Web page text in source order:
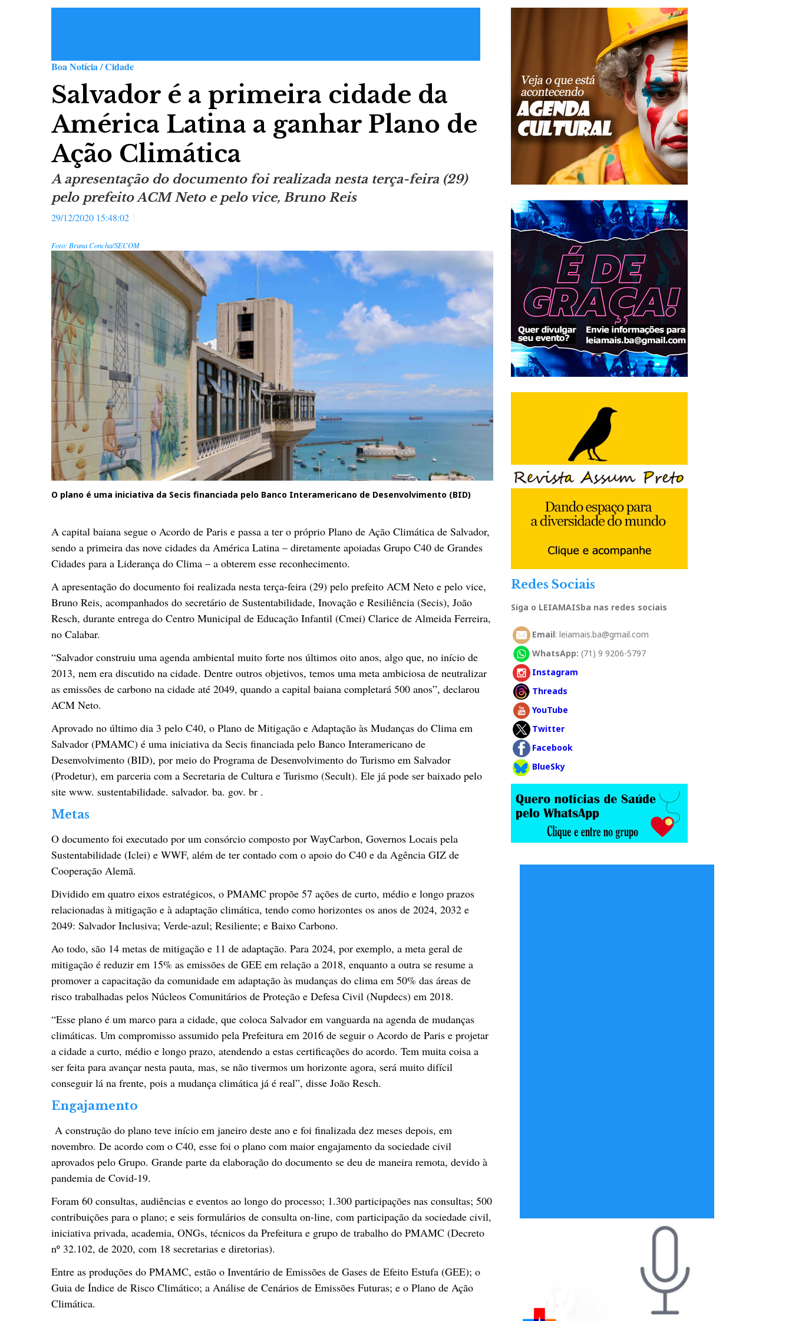
Boa Notícia / Cidade
Salvador é a primeira cidade da
América Latina a ganhar Plano de
Ação Climática
A apresentação do documento foi realizada nesta terça-feira (29)
pelo prefeito ACM Neto e pelo vice, Bruno Reis
29/12/2020 15:48:02
Foto: Bruna Concha/SECOM
O plano é uma iniciativa da Secis financiada pelo Banco Interamericano de Desenvolvimento (BID)
A capital baiana segue o Acordo de Paris e passa a ter o próprio Plano de Ação Climática de Salvador,
sendo a primeira das nove cidades da América Latina – diretamente apoiadas Grupo C40 de Grandes
Cidades para a Liderança do Clima – a obterem esse reconhecimento.
A apresentação do documento foi realizada nesta terça-feira (29) pelo prefeito ACM Neto e pelo vice,
Bruno Reis, acompanhados do secretário de Sustentabilidade, Inovação e Resiliência (Secis), João
Resch, durante entrega do Centro Municipal de Educação Infantil (Cmei) Clarice de Almeida Ferreira,
no Calabar.
“Salvador construiu uma agenda ambiental muito forte nos últimos oito anos, algo que, no início de
2013, nem era discutido na cidade. Dentre outros objetivos, temos uma meta ambiciosa de neutralizar
as emissões de carbono na cidade até 2049, quando a capital baiana completará 500 anos”, declarou
ACM Neto.
Aprovado no último dia 3 pelo C40, o Plano de Mitigação e Adaptação às Mudanças do Clima em
Salvador (PMAMC) é uma iniciativa da Secis financiada pelo Banco Interamericano de
Desenvolvimento (BID), por meio do Programa de Desenvolvimento do Turismo em Salvador
(Prodetur), em parceria com a Secretaria de Cultura e Turismo (Secult). Ele já pode ser baixado pelo
site www. sustentabilidade. salvador. ba. gov. br .
Metas
O documento foi executado por um consórcio composto por WayCarbon, Governos Locais pela
Sustentabilidade (Iclei) e WWF, além de ter contado com o apoio do C40 e da Agência GIZ de
Cooperação Alemã.
Dividido em quatro eixos estratégicos, o PMAMC propõe 57 ações de curto, médio e longo prazos
relacionadas à mitigação e à adaptação climática, tendo como horizontes os anos de 2024, 2032 e
2049: Salvador Inclusiva; Verde-azul; Resiliente; e Baixo Carbono.
Ao todo, são 14 metas de mitigação e 11 de adaptação. Para 2024, por exemplo, a meta geral de
mitigação é reduzir em 15% as emissões de GEE em relação a 2018, enquanto a outra se resume a
promover a capacitação da comunidade em adaptação às mudanças do clima em 50% das áreas de
risco trabalhadas pelos Núcleos Comunitários de Proteção e Defesa Civil (Nupdecs) em 2018.
“Esse plano é um marco para a cidade, que coloca Salvador em vanguarda na agenda de mudanças
climáticas. Um compromisso assumido pela Prefeitura em 2016 de seguir o Acordo de Paris e projetar
a cidade a curto, médio e longo prazo, atendendo a estas certificações do acordo. Tem muita coisa a
ser feita para avançar nesta pauta, mas, se não tivermos um horizonte agora, será muito difícil
conseguir lá na frente, pois a mudança climática já é real”, disse João Resch.
Engajamento
A construção do plano teve início em janeiro deste ano e foi finalizada dez meses depois, em
novembro. De acordo com o C40, esse foi o plano com maior engajamento da sociedade civil
aprovados pelo Grupo. Grande parte da elaboração do documento se deu de maneira remota, devido à
pandemia de Covid-19.
Foram 60 consultas, audiências e eventos ao longo do processo; 1.300 participações nas consultas; 500
contribuições para o plano; e seis formulários de consulta on-line, com participação da sociedade civil,
iniciativa privada, academia, ONGs, técnicos da Prefeitura e grupo de trabalho do PMAMC (Decreto
nº 32.102, de 2020, com 18 secretarias e diretorias).
Entre as produções do PMAMC, estão o Inventário de Emissões de Gases de Efeito Estufa (GEE); o
Guia de Índice de Risco Climático; a Análise de Cenários de Emissões Futuras; e o Plano de Ação
Climática.
Redes Sociais
Siga o LEIAMAISba nas redes sociais
Email: leiamais.ba@gmail.com
WhatsApp: (71) 9 9206-5797
Instagram
Threads
YouTube
Twitter
Facebook
BlueSky